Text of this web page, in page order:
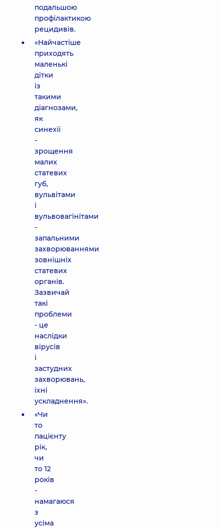
подальшою
профілактикою
рецидивів.
«Найчастіше
приходять
маленькі
дітки
із
такими
діагнозами,
як
синехії
-
зрощення
малих
статевих
губ,
вульвітами
і
вульвовагінітами
-
запальними
захворюваннями
зовнішніх
статевих
органів.
Зазвичай
такі
проблеми
- це
наслідки
вірусів
і
застудних
захворювань,
їхні
ускладнення».
«Чи
то
пацієнту
рік,
чи
то 12
років
-
намагаюся
з
усіма